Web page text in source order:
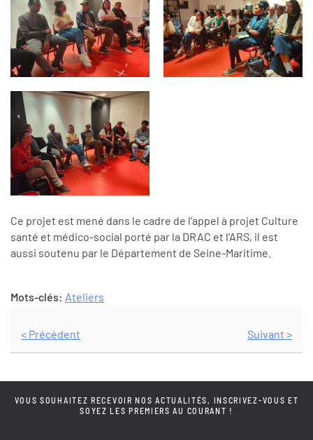
Ce projet est mené dans le cadre de l’appel à projet Culture
santé et médico-social porté par la DRAC et l’ARS, il est
aussi soutenu par le Département de Seine-Maritime.
Mots-clés: Ateliers
< Précédent Suivant >
VOUS SOUHAITEZ RECEVOIR NOS ACTUALITÉS, INSCRIVEZ-VOUS ET
SOYEZ LES PREMIERS AU COURANT !